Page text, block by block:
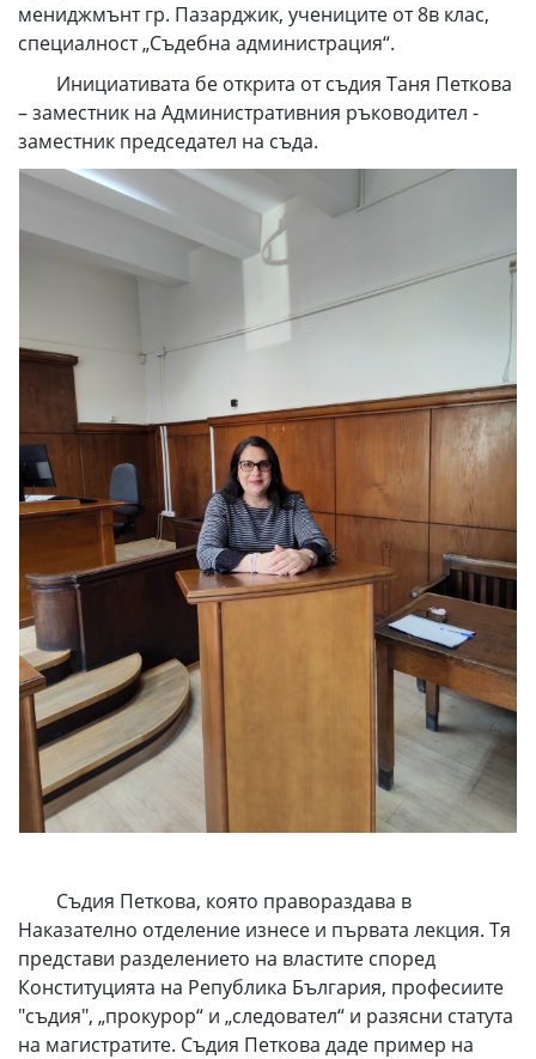
мениджмънт гр. Пазарджик, учениците от 8в клас,
специалност „Съдебна администрация“.
Инициативата бе открита от съдия Таня Петкова
– заместник на Административния ръководител -
заместник председател на съда.
Съдия Петкова, която правораздава в
Наказателно отделение изнесе и първата лекция. Тя
представи разделението на властите според
Конституцията на Република България, професиите
"съдия", „прокурор“ и „следовател“ и разясни статута
на магистратите. Съдия Петкова даде пример на